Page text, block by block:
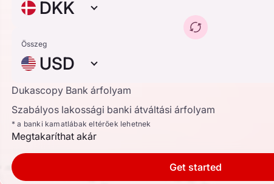
DKK
Összeg
USD
Dukascopy Bank árfolyam
Szabályos lakossági banki átváltási árfolyam
* a banki kamatlábak eltérőek lehetnek
Megtakaríthat akár
Get started